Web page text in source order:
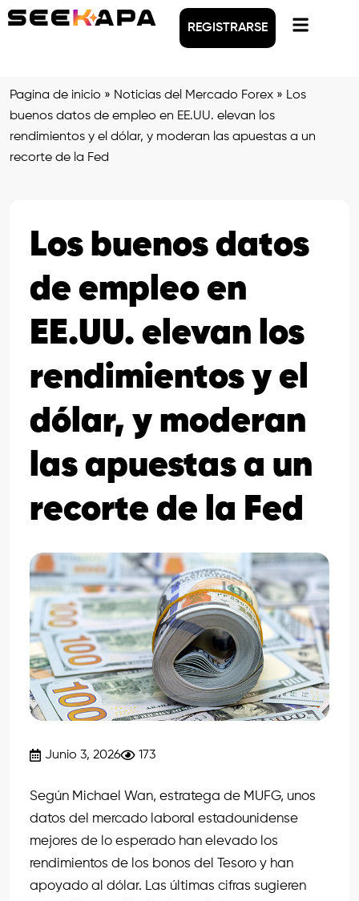
REGISTRARSE
Pagina de inicio » Noticias del Mercado Forex » Los
buenos datos de empleo en EE.UU. elevan los
rendimientos y el dólar, y moderan las apuestas a un
recorte de la Fed
Los buenos datos
de empleo en
EE.UU. elevan los
rendimientos y el
dólar, y moderan
las apuestas a un
recorte de la Fed
Junio 3, 2026 173
Según Michael Wan, estratega de MUFG, unos
datos del mercado laboral estadounidense
mejores de lo esperado han elevado los
rendimientos de los bonos del Tesoro y han
apoyado al dólar. Las últimas cifras sugieren